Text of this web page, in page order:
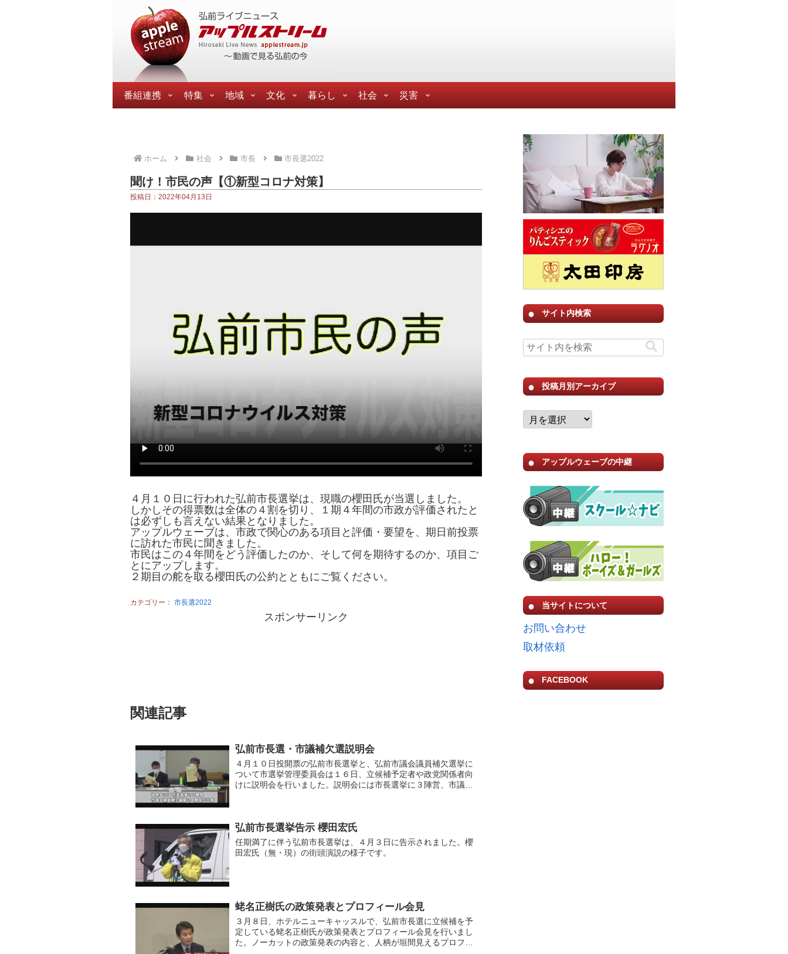
番組連携 特集 地域 文化 暮らし 社会 災害
ホーム 社会 市長 市長選2022
聞け！市民の声【①新型コロナ対策】
投稿日：2022年04月13日
４月１０日に行われた弘前市長選挙は、現職の櫻田氏が当選しました。
しかしその得票数は全体の４割を切り、１期４年間の市政が評価されたと
は必ずしも言えない結果となりました。
アップルウェーブは、市政で関心のある項目と評価・要望を、期日前投票
に訪れた市民に聞きました。
市民はこの４年間をどう評価したのか、そして何を期待するのか、項目ご
とにアップします。
２期目の舵を取る櫻田氏の公約とともにご覧ください。
カテゴリー： 市長選2022
スポンサーリンク
関連記事
弘前市長選・市議補欠選説明会
４月１０日投開票の弘前市長選挙と、弘前市議会議員補欠選挙に
ついて市選挙管理委員会は１６日、立候補予定者や政党関係者向
けに説明会を行いました。説明会には市長選挙に３陣営、市議会
弘前市長選挙告示 櫻田宏氏
任期満了に伴う弘前市長選挙は、４月３日に告示されました。櫻
田宏氏（無・現）の街頭演説の様子です。
蛯名正樹氏の政策発表とプロフィール会見
３月８日、ホテルニューキャッスルで、弘前市長選に立候補を予
定している蛯名正樹氏が政策発表とプロフィール会見を行いまし
た。ノーカットの政策発表の内容と、人柄が垣間見えるプロフィ
サイト内検索
投稿月別アーカイブ
アップルウェーブの中継
当サイトについて
お問い合わせ
取材依頼
FACEBOOK